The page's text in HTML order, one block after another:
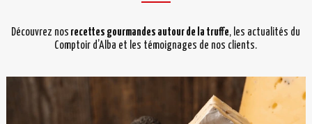
Découvrez nos recettes gourmandes autour de la truffe, les actualités du
Comptoir d’Alba et les témoignages de nos clients.